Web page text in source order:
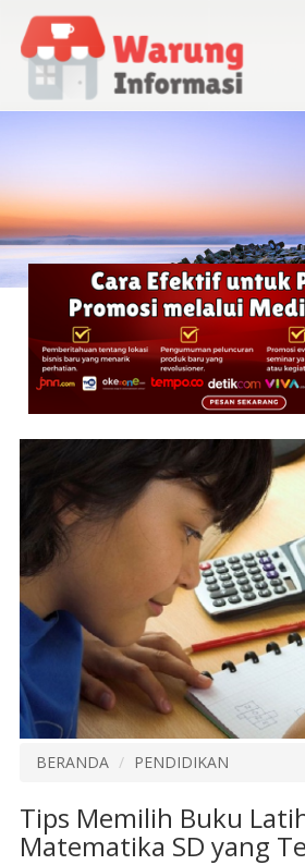
BERANDA PENDIDIKAN
Tips Memilih Buku
Matematika SD yang